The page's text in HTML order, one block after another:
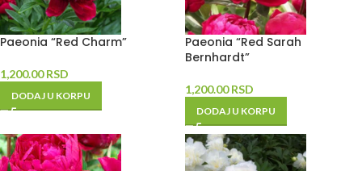
Paeonia “Red Charm”
1,200.00RSD
DODAJ U KORPU
Paeonia “Red Sarah
Bernhardt”
1,200.00RSD
DODAJ U KORPU